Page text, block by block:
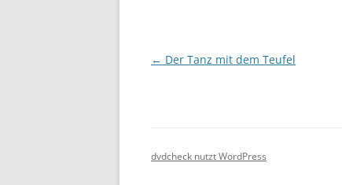
Beitragsnavigation
← Der Tanz mit dem Teufel
dvdcheck nutzt WordPress